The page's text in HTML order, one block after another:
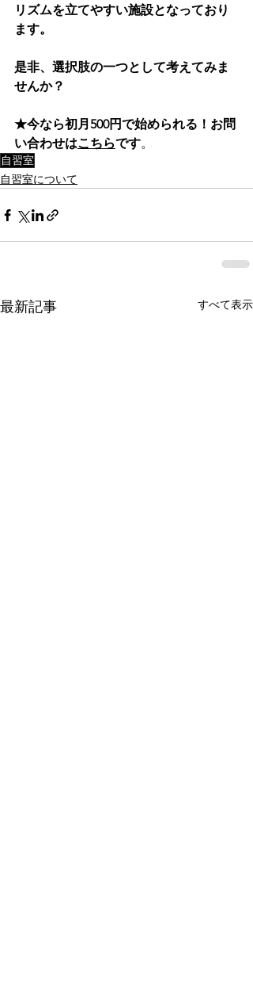
リズムを立てやすい施設となっており
ます。
是非、選択肢の一つとして考えてみま
せんか？
★今なら初月500円で始められる！お問
い合わせはこちらです。
自習室
自習室について
最新記事 すべて表示